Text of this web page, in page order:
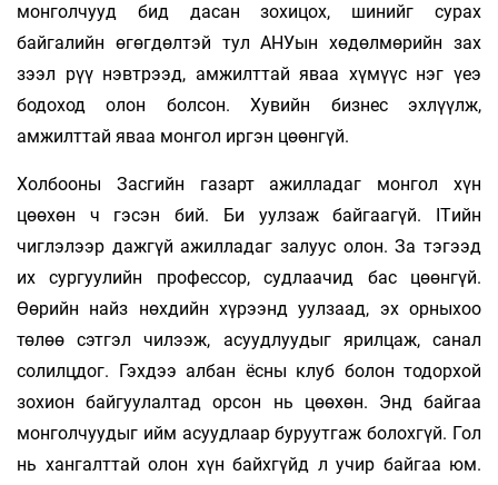
монголчууд бид дасан зохицох, шинийг сурах
байгалийн өгөгдөлтэй тул АНУын хөдөлмөрийн зах
зээл рүү нэвтрээд, амжилттай яваа хүмүүс нэг үеэ
бодоход олон болсон. Хувийн бизнес эхлүүлж,
амжилттай яваа монгол иргэн цөөнгүй.
Холбооны Засгийн газарт ажилладаг монгол хүн
цөөхөн ч гэсэн бий. Би уулзаж байгаагүй. ITийн
чиглэлээр дажгүй ажилладаг залуус олон. За тэгээд
их сургуулийн профессор, судлаачид бас цөөнгүй.
Өөрийн найз нөхдийн хүрээнд уулзаад, эх орныхоо
төлөө сэтгэл чилээж, асуудлуудыг ярилцаж, санал
солилцдог. Гэхдээ албан ёсны клуб болон тодорхой
зохион байгуулалтад орсон нь цөөхөн. Энд байгаа
монголчуудыг ийм асуудлаар буруутгаж болохгүй. Гол
нь хангалттай олон хүн байхгүйд л учир байгаа юм.